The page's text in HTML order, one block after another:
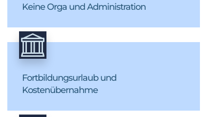
Keine Orga und Administration
Fortbildungsurlaub und
Kostenübernahme